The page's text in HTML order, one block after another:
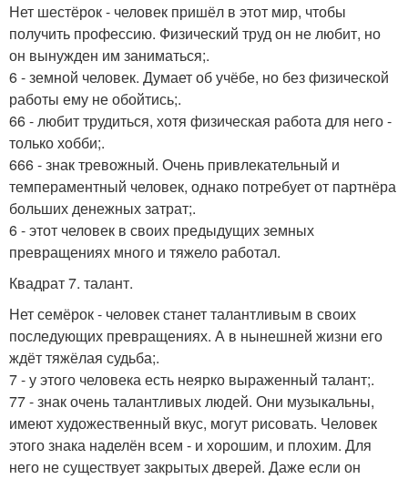
Нет шестёрок - человек пришёл в этот мир, чтобы
получить профессию. Физический труд он не любит, но
он вынужден им заниматься;.
6 - земной человек. Думает об учёбе, но без физической
работы ему не обойтись;.
66 - любит трудиться, хотя физическая работа для него -
только хобби;.
666 - знак тревожный. Очень привлекательный и
темпераментный человек, однако потребует от партнёра
больших денежных затрат;.
6 - этот человек в своих предыдущих земных
превращениях много и тяжело работал.
Квадрат 7. талант.
Нет семёрок - человек станет талантливым в своих
последующих превращениях. А в нынешней жизни его
ждёт тяжёлая судьба;.
7 - у этого человека есть неярко выраженный талант;.
77 - знак очень талантливых людей. Они музыкальны,
имеют художественный вкус, могут рисовать. Человек
этого знака наделён всем - и хорошим, и плохим. Для
него не существует закрытых дверей. Даже если он